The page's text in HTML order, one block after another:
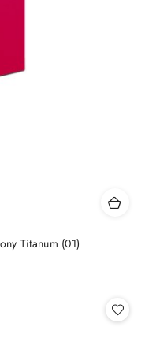
Titanum (01)